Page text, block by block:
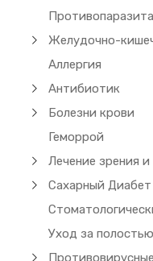
Желудочно-
Аллергия
Антибиотик
Болезни крови
Геморрой
Лечение зрения и
Сахарный Диабет
Уход за